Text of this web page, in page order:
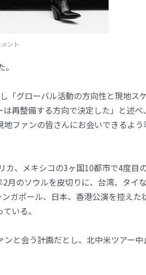
ント
「グローバル活動の方向性と現地ス
再整備する方向で決定した」と述べ、
地ファンの皆さんにお会いできるよう
カ、メキシコの3ヶ国10都市で4度目
月のソウルを皮切りに、台湾、タイな
ガポール、日本、香港公演を控えた
いる。
と会う計画だとし、北中米ツアー中